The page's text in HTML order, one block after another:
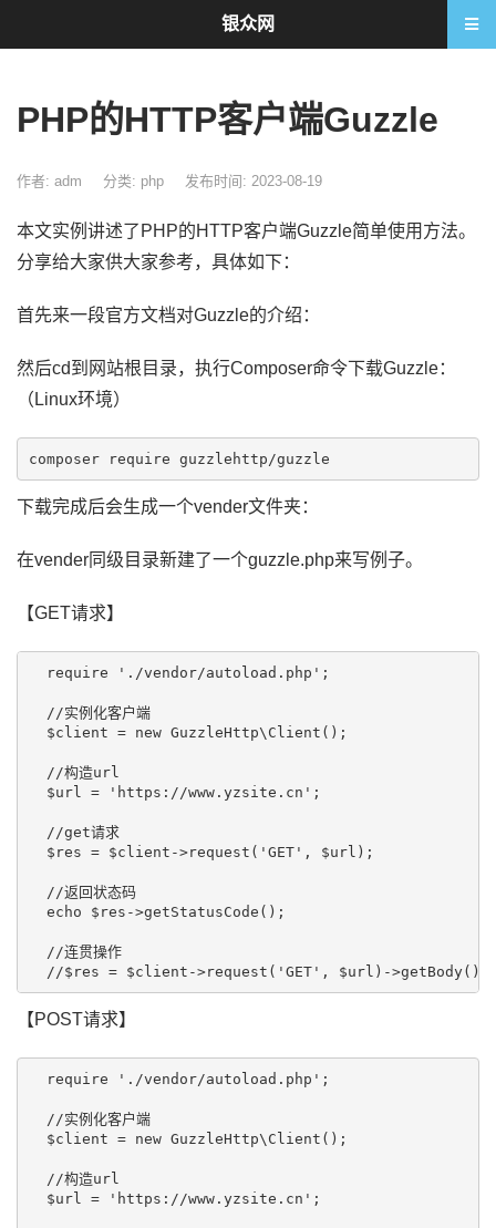
PHP的HTTP客户端Guzzle
作者: adm 分类: php 发布时间: 2023-08-19
本文实例讲述了PHP的HTTP客户端Guzzle简单使用方法。
分享给大家供大家参考，具体如下：
首先来一段官方文档对Guzzle的介绍：
然后cd到网站根目录，执行Composer命令下载Guzzle：
（Linux环境）
下载完成后会生成一个vender文件夹：
在vender同级目录新建了一个guzzle.php来写例子。
【GET请求】
  require './vendor/autoload.php';
  //实例化客户端
  $client = new GuzzleHttp\Client();
  //构造url
  $url = 'https://www.yzsite.cn';
  //get请求
  $res = $client->request('GET', $url);
  //返回状态码
  echo $res->getStatusCode();
  //连贯操作
【POST请求】
  require './vendor/autoload.php';
  //实例化客户端
  $client = new GuzzleHttp\Client();
  //构造url
  $url = 'https://www.yzsite.cn';
银众网